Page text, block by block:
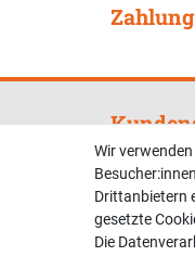
Zahlung &
Kontakt
Wir
Drittanbietern
gesetzte
Die